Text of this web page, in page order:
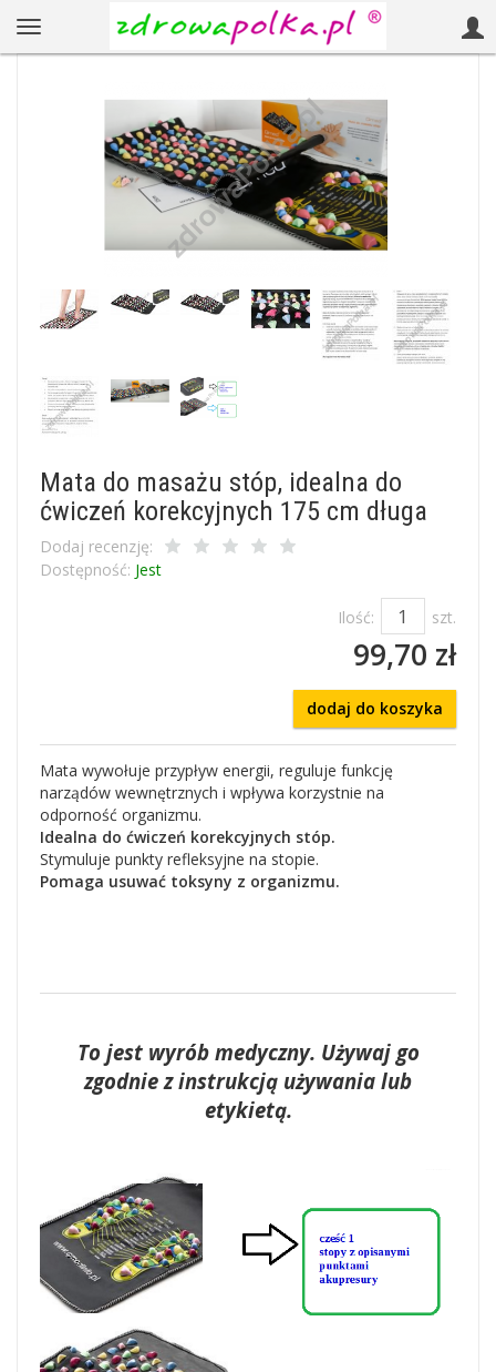
Mata do masażu stóp, idealna do
ćwiczeń korekcyjnych 175 cm długa
Dodaj recenzję:
Dostępność: Jest
Ilość: szt.
99,70 zł
dodaj do koszyka
Mata wywołuje przypływ energii, reguluje funkcję
narządów wewnętrznych i wpływa korzystnie na
odporność organizmu.
Idealna do ćwiczeń korekcyjnych stóp.
Stymuluje punkty refleksyjne na stopie.
Pomaga usuwać toksyny z organizmu.
To jest wyrób medyczny. Używaj go
zgodnie z instrukcją używania lub
etykietą.